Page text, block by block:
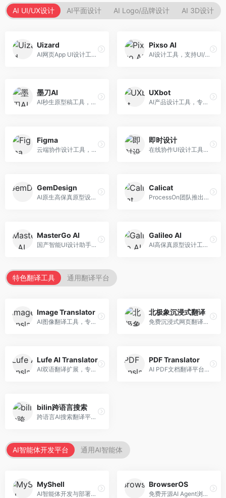
AI UI/UX设计 AI平面设计 AI Logo/品牌设计 AI 3D设计
Uizard
AI网页App UI设计工具，专注于快速界面生成。面向产品经理和设计师，提供线框图转UI、界面生成、设计优化等服务，设计速度快。
Pixso AI
AI设计工具，支持UI/UX设计全流程。面向设计师和产品团队，提供界面生成、设计优化、协作评审等服务，国产替代方案，团队协作便捷。
墨刀AI
AI秒生原型稿工具，专注于快速原型设计。面向产品经理和设计师，提供原型生成、交互设计、团队协作等服务，原型制作效率高。
UXbot
AI产品设计工具，专注于用户体验优化。面向UX设计师，提供用户研究、设计建议、可用性测试等服务，UX设计支持完善。
Figma
云端协作设计工具，整合AI设计辅助功能。面向UI/UX设计师和产品团队，提供界面设计、原型制作、团队协作等服务，协作功能强大，是UI设计领域的标杆产品。
即时设计
在线协作UI设计工具，整合AI设计功能。面向设计师和产品团队，提供界面设计、原型制作、设计资源库等服务，国产协作设计平台。
GemDesign
AI原生高保真原型设计工具，专注于智能设计生成。面向设计师，提供界面生成、设计优化、原型制作等服务，设计自动化程度高。
Calicat
ProcessOn团队推出的产设研协作平台，整合设计与协作功能。面向产品团队，提供设计协作、文档管理、团队沟通等服务，产研协作便捷。
MasterGo AI
国产智能UI设计助手，专注于界面设计自动化。面向UI设计师，提供界面生成、组件设计、设计系统构建等服务，中文用户适配性好。
Galileo AI
AI高保真原型设计工具，专注于UI界面生成。面向设计师和产品团队，提供界面生成、交互设计、设计优化等服务，界面质量高。
特色翻译工具 通用翻译平台
Image Translator
AI图像翻译工具，专注于图片文字翻译。面向设计师和电商从业者，提供图片文字识别、翻译、替换等服务，图像翻译效果好。
北极象沉浸式翻译
免费沉浸式网页翻译工具，专注于阅读体验。面向普通用户，提供网页双语翻译、文档翻译等服务，免费使用，翻译质量高。
Lufe AI Translator
AI双语翻译扩展，专注于浏览器翻译场景。面向外语内容阅读者，提供网页双语翻译、划词翻译等服务，浏览器集成便捷。
PDF Translator
AI PDF文档翻译平台，专注于文档本地化。面向商务人士，提供PDF翻译、格式保留、批量处理等服务，文档翻译专业。
bilin跨语言搜索
跨语言AI搜索翻译平台，专注于信息获取。面向研究者和内容创作者，提供跨语言搜索、内容翻译、信息整合等服务，跨语言检索能力强。
AI智能体开发平台 通用AI智能体
MyShell
AI智能体开发与部署平台，专注于语音交互智能体。面向开发者，提供语音智能体创建、部署服务、社区分享等功能，语音交互能力强。
BrowserOS
免费开源AI Agent浏览器，专注于浏览器自动化。面向开发者，提供浏览器控制、任务自动化、API接口等服务，开源免费。